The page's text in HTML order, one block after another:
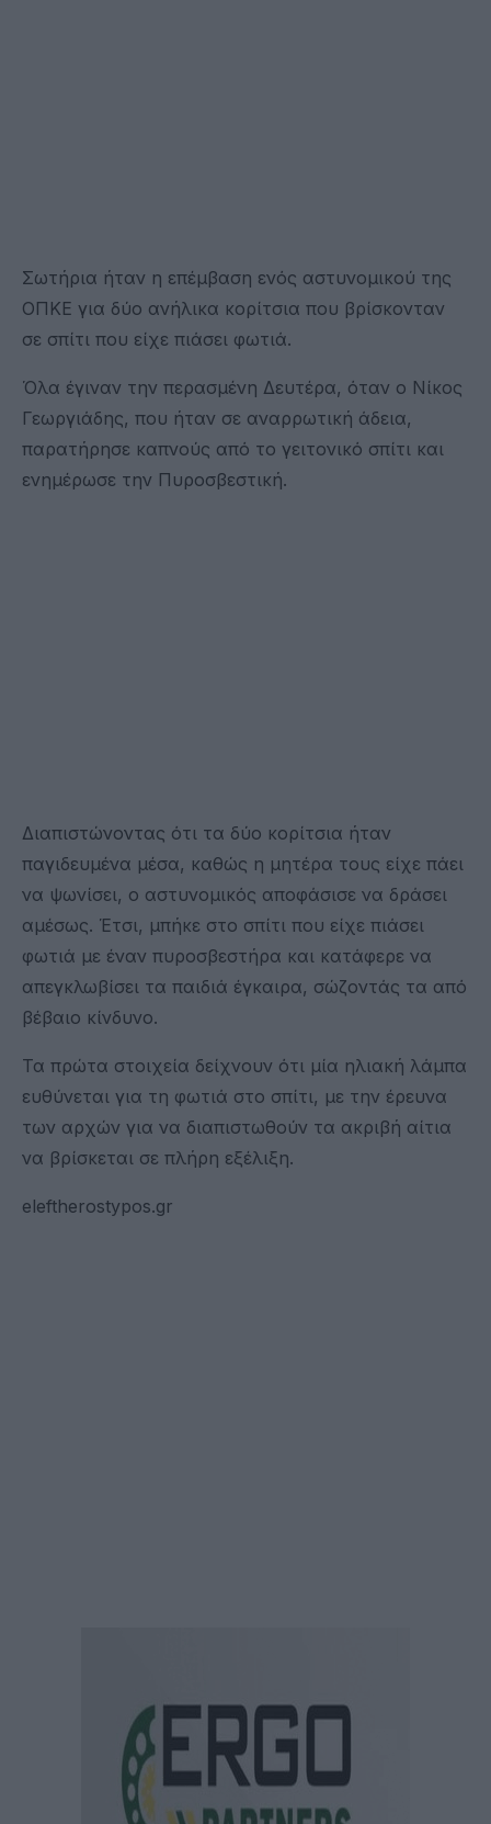
Σωτήρια ήταν η επέμβαση ενός αστυνομικού της
ΟΠΚΕ για δύο ανήλικα κορίτσια που βρίσκονταν
σε σπίτι που είχε πιάσει φωτιά.
Όλα έγιναν την περασμένη Δευτέρα, όταν ο Νίκος
Γεωργιάδης, που ήταν σε αναρρωτική άδεια,
παρατήρησε καπνούς από το γειτονικό σπίτι και
ενημέρωσε την Πυροσβεστική.
Διαπιστώνοντας ότι τα δύο κορίτσια ήταν
παγιδευμένα μέσα, καθώς η μητέρα τους είχε πάει
να ψωνίσει, ο αστυνομικός αποφάσισε να δράσει
αμέσως. Έτσι, μπήκε στο σπίτι που είχε πιάσει
φωτιά με έναν πυροσβεστήρα και κατάφερε να
απεγκλωβίσει τα παιδιά έγκαιρα, σώζοντάς τα από
βέβαιο κίνδυνο.
Τα πρώτα στοιχεία δείχνουν ότι μία ηλιακή λάμπα
ευθύνεται για τη φωτιά στο σπίτι, με την έρευνα
των αρχών για να διαπιστωθούν τα ακριβή αίτια
να βρίσκεται σε πλήρη εξέλιξη.
eleftherostypos.gr